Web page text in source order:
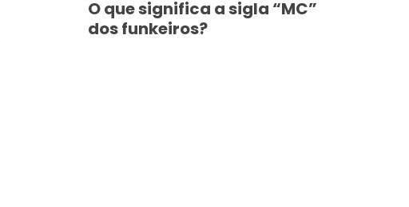
O que significa a sigla “MC”
dos funkeiros?